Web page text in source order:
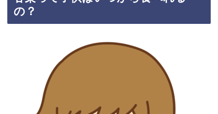
の？